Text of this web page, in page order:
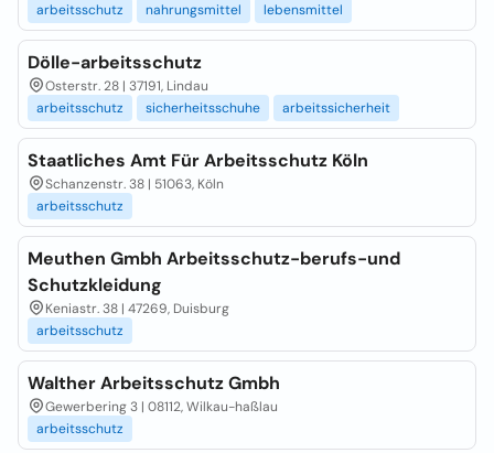
arbeitsschutz
nahrungsmittel lebensmittel
Dölle-arbeitsschutz
Osterstr. 28 | 37191, Lindau
arbeitsschutz
sicherheitsschuhe arbeitssicherheit
Staatliches Amt Für Arbeitsschutz Köln
Schanzenstr. 38 | 51063, Köln
arbeitsschutz
Meuthen Gmbh Arbeitsschutz-berufs-und
Schutzkleidung
Keniastr. 38 | 47269, Duisburg
arbeitsschutz
Walther Arbeitsschutz Gmbh
Gewerbering 3 | 08112, Wilkau-haßlau
arbeitsschutz